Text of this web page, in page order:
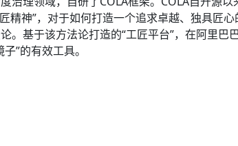
神”，对于如何打造一个追求卓越、独具匠
基于该方法论打造的“工匠平台”，在阿里巴
”的有效工具。